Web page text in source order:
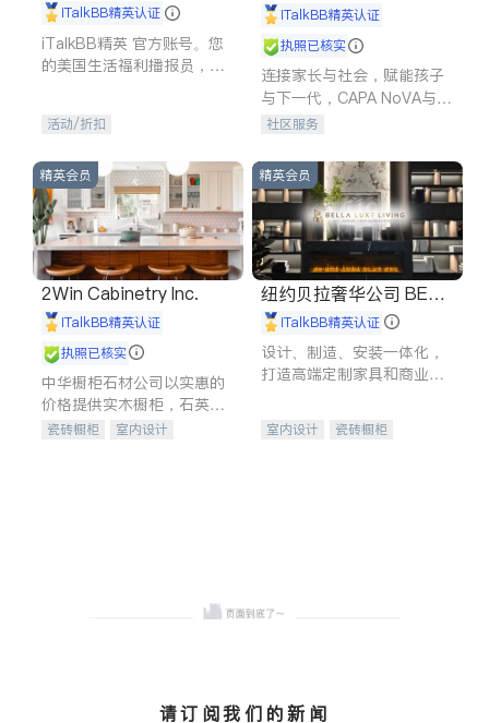
iTalkBB精英认证
iTalkBB精英 官方账号。您
的美国生活福利播报员，精
专属福利。
活动/折扣
长会iTalkBB精英认证
执照已核实
连接家长与社会，赋能孩子
与下一代，CAPA NoVA与您
携手建设包容、公平、充满
社区服务
精英会员
2Win Cabinetry Inc.
iTalkBB精英认证
执照已核实
中华橱柜石材公司以实惠的
价格提供实木橱柜，石英石
台面，多种优质不锈钢水
瓷砖橱柜
室内设计
精英会员
纽约贝拉奢华公司 BELL
A LUXE
iTalkBB精英认证
设计、制造、安装一体化，
打造高端定制家具和商业空
室内设计
瓷砖橱柜
请订阅我们的新闻